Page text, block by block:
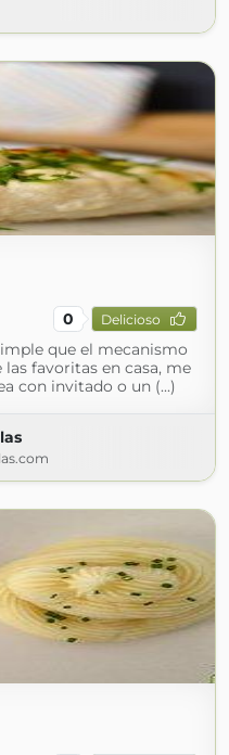
0 Delicioso
que el mecanismo
favoritas en casa, me
con invitado o un (...)